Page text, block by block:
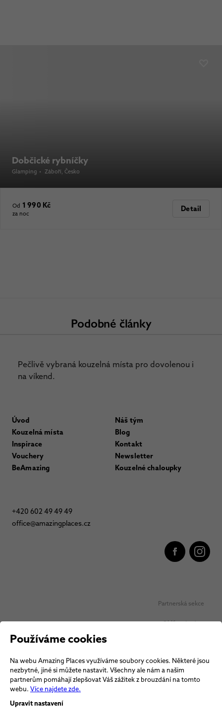
Dobčické rybníčky
Glamping • Záboří, Česko
Od 1 990 Kč
za noc
Detail
Podobné články
Pečlivě vybraná kouzelná místa pro dovolenou i
na víkend.
Úvod
Kouzelná místa
Inspirace
Vouchery
BeAmazing
Náš tým
Blog
Kontakt
Newsletter
Kouzelné chaloupky
+420 602 49 49 49
office@amazingplaces.cz
Partnerská sekce
Oblíbená místa
Obchodní podmínky Vouchery
Obchodní podmínky
Používáme cookies
Na webu Amazing Places využíváme soubory cookies. Některé jsou
nezbytné, jiné si můžete nastavit. Všechny ale nám a našim
partnerům pomáhají zlepšovat Váš zážitek z brouzdání na tomto
webu. Více najdete zde.
Upravit nastavení